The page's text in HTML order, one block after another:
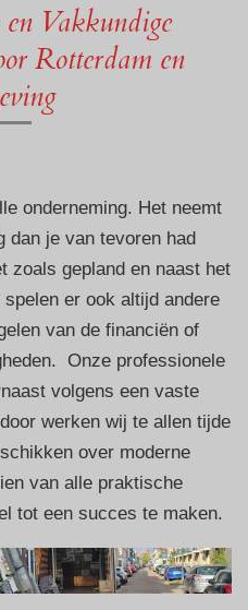
Vakkundige
Rotterdam en
onderneming. Het neemt
dan je van tevoren had
zoals gepland en naast het
er ook altijd andere
van de financiën of
Onze professionele
volgens een vaste
werken wij te allen tijde
over moderne
van alle praktische
tot een succes te maken.